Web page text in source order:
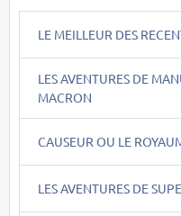
LE MEILLEUR DES
LES AVENTURES DE
MACRON
CAUSEUR OU LE
LES AVENTURES DE